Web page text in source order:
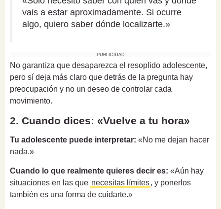
vais a estar aproximadamente. Si ocurre
algo, quiero saber dónde localizarte.»
PUBLICIDAD
No garantiza que desaparezca el resoplido adolescente,
pero sí deja más claro que detrás de la pregunta hay
preocupación y no un deseo de controlar cada
movimiento.
2. Cuando dices: «Vuelve a tu hora»
Tu adolescente puede interpretar: «No me dejan hacer
nada.»
Cuando lo que realmente quieres decir es: «Aún hay
situaciones en las que necesitas límites, y ponerlos
también es una forma de cuidarte.»